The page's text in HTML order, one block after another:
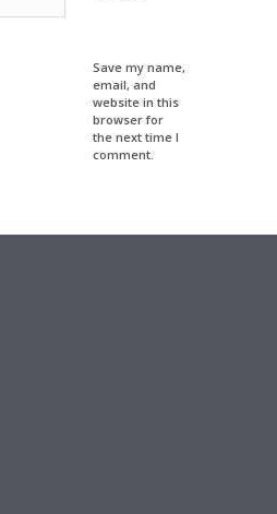
Save my name,
email, and
website in this
browser for
the next time I
comment.